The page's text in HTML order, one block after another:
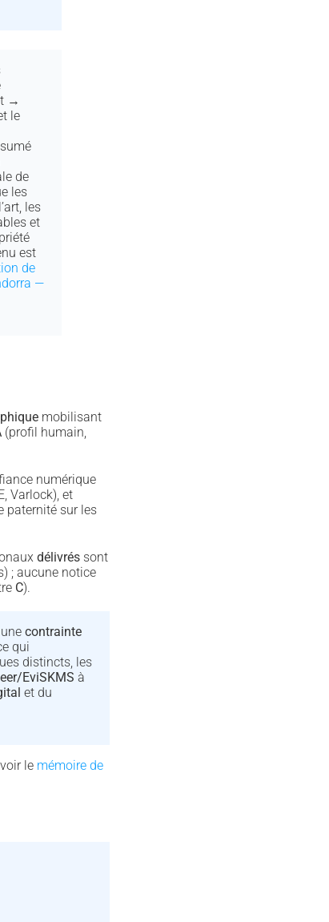
→
le
de
les
les
et
est
de
—
mobilisant
(profil humain,
numérique
Varlock), et
paternité sur les
délivréssont
; aucune notice
C).
contrainte
qui
distincts, les
EviSKMS à
et du
le mémoire de